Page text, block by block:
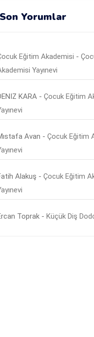
Son Yorumlar
Eğitim Akademisi -
Yayınevi
KARA - Çocuk Eğitim
Avan - Çocuk Eğitim
Alakuş - Çocuk Eğitim
Toprak - Küçük Diş